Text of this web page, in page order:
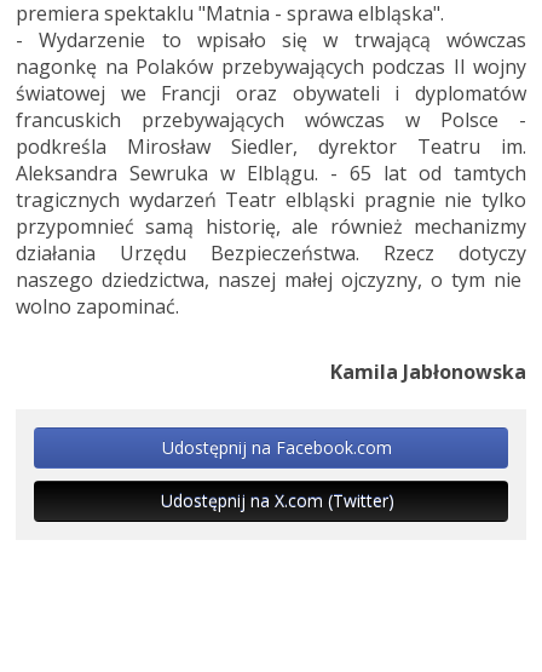
premiera spektaklu "Matnia - sprawa elbląska".
- Wydarzenie to wpisało się w trwającą wówczas
nagonkę na Polaków przebywających podczas II wojny
światowej we Francji oraz obywateli i dyplomatów
francuskich przebywających wówczas w Polsce -
podkreśla Mirosław Siedler, dyrektor Teatru im.
Aleksandra Sewruka w Elblągu. - 65 lat od tamtych
tragicznych wydarzeń Teatr elbląski pragnie nie tylko
przypomnieć samą historię, ale również mechanizmy
działania Urzędu Bezpieczeństwa. Rzecz dotyczy
naszego dziedzictwa, naszej małej ojczyzny, o tym nie
wolno zapominać.
Kamila Jabłonowska
Udostępnij na Facebook.com
Udostępnij na X.com (Twitter)